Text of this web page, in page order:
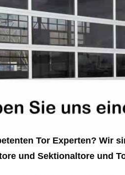
Tor Experten? Wir
und Sektionaltore und